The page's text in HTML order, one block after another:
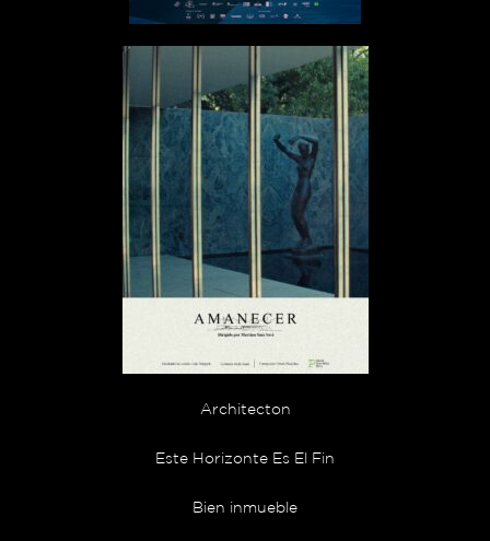
Architecton
Este Horizonte Es El Fin
Bien inmueble